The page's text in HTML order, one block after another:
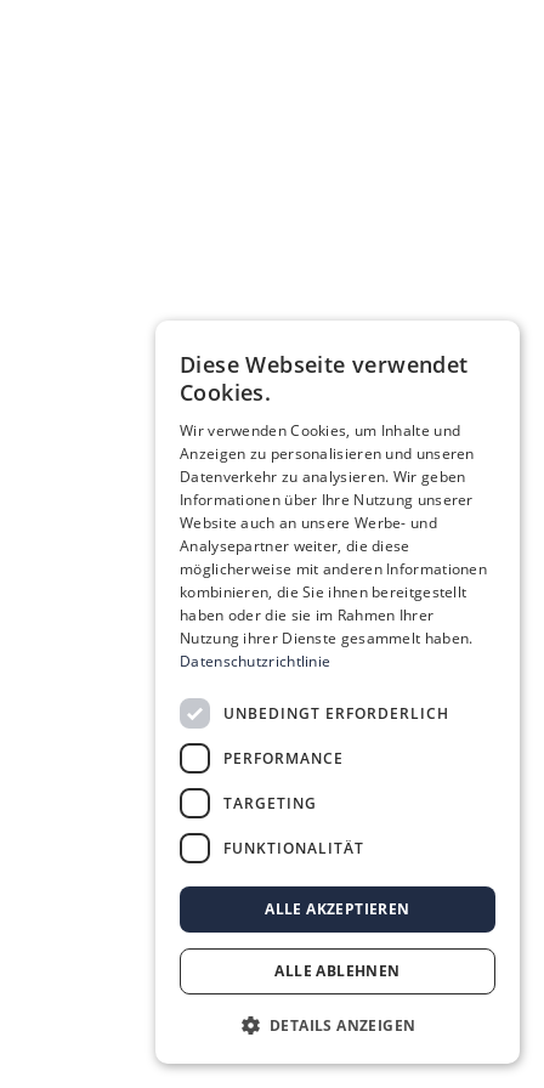
Diese Webseite verwendet
Cookies.
Wir verwenden Cookies, um Inhalte und
Anzeigen zu personalisieren und unseren
Datenverkehr zu analysieren. Wir geben
Informationen über Ihre Nutzung unserer
Website auch an unsere Werbe- und
Analysepartner weiter, die diese
möglicherweise mit anderen Informationen
kombinieren, die Sie ihnen bereitgestellt
haben oder die sie im Rahmen Ihrer
Nutzung ihrer Dienste gesammelt haben.
Datenschutzrichtlinie
UNBEDINGT ERFORDERLICH
PERFORMANCE
TARGETING
FUNKTIONALITÄT
ALLE AKZEPTIEREN
ALLE ABLEHNEN
DETAILS ANZEIGEN